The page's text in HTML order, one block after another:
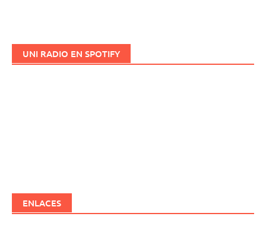
UNI RADIO EN SPOTIFY
ENLACES